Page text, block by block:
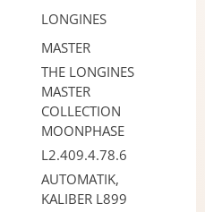
LONGINES
MASTER
THE LONGINES
MASTER
COLLECTION
MOONPHASE
L2.409.4.78.6
AUTOMATIK,
KALIBER L899